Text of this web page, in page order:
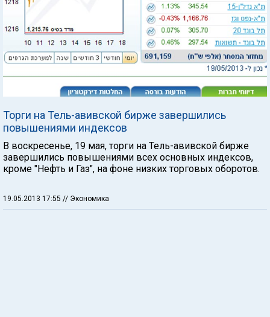
Торги на Тель-авивской бирже завершились
повышениями индексов
В воскресенье, 19 мая, торги на Тель-авивской бирже
завершились повышениями всех основных индексов,
кроме "Нефть и Газ", на фоне низких торговых оборотов.
19.05.2013 17:55 // Экономика